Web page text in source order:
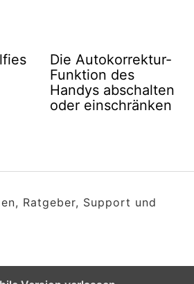
Die Autokorrektur-
Funktion des
Handys abschalten
oder einschränken
Ratgeber, Support und